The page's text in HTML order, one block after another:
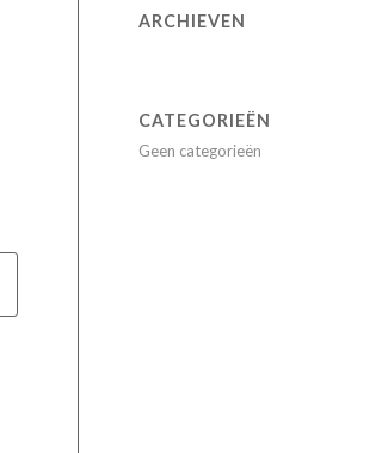
ARCHIEVEN
CATEGORIEËN
Geen categorieën